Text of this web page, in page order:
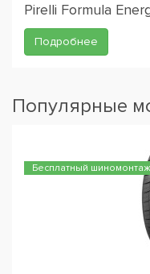
Pirelli Formula
Подробнее
Популярные
Бесплатный шиномонтаж